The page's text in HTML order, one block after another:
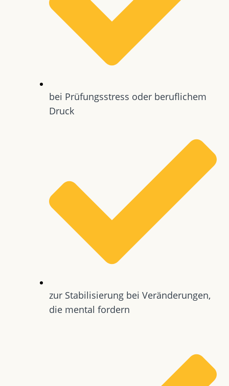
bei Prüfungsstress oder beruflichem
Druck
zur Stabilisierung bei Veränderungen,
die mental fordern